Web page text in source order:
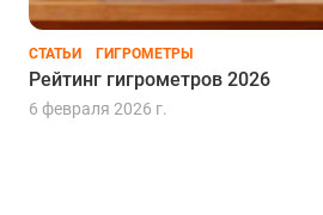
СТАТЬИ ГИГРОМЕТРЫ
Рейтинг гигрометров 2026
6 февраля 2026 г.